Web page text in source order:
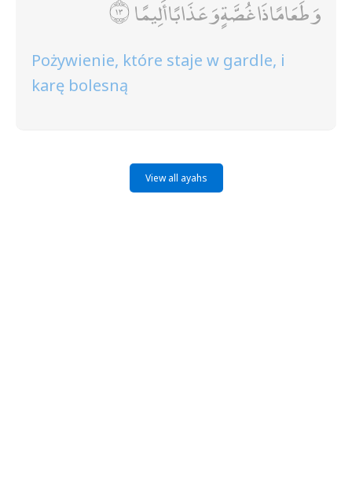
وَطَعَامًا ذَا غُصَّةٍ وَعَذَابًا أَلِيمًا
Pożywienie, które staje w gardle, i
karę bolesną
View all ayahs